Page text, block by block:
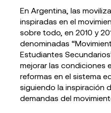
En Argentina, las
inspiradas en el
sobre todo, en 2010 y
denominadas
Estudiantes
mejorar las condiciones
reformas en el sistema
siguiendo la inspiración
demandas del